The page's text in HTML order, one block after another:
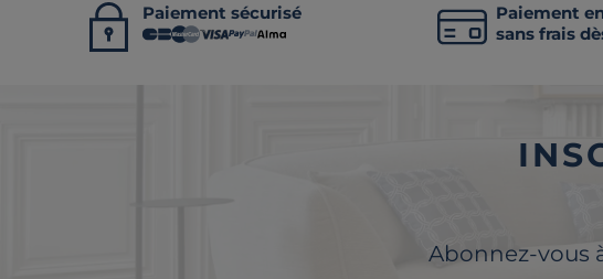
Paiement sécurisé
Paiement
sans frais
Abonnez-vous